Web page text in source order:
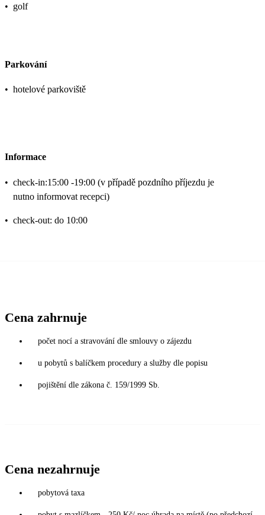
• golf
Parkování
• hotelové parkoviště
Informace
• check-in:15:00 -19:00 (v případě pozdního příjezdu je
nutno informovat recepci)
• check-out: do 10:00
Cena zahrnuje
počet nocí a stravování dle smlouvy o zájezdu
u pobytů s balíčkem procedury a služby dle popisu
pojištění dle zákona č. 159/1999 Sb.
Cena nezahrnuje
pobytová taxa